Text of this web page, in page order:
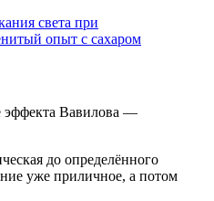
света при
опыт с сахаром
эффекта Вавилова —
до определённого
уже приличное, а потом